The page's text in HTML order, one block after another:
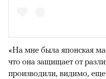
«На мне была японская
что она защищает от
производили, видимо,